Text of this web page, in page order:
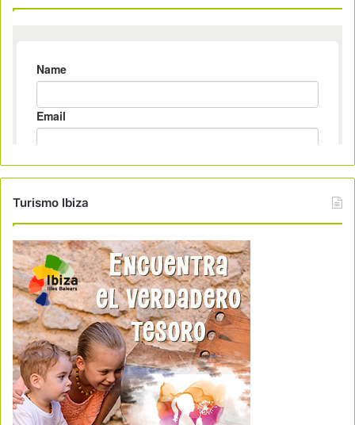
Turismo Ibiza